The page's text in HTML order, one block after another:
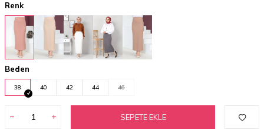
Renk
Beden
38 40 42 44 46
SEPETE EKLE